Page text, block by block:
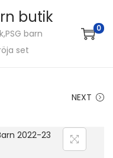
butik
barn
set
0
NEXT